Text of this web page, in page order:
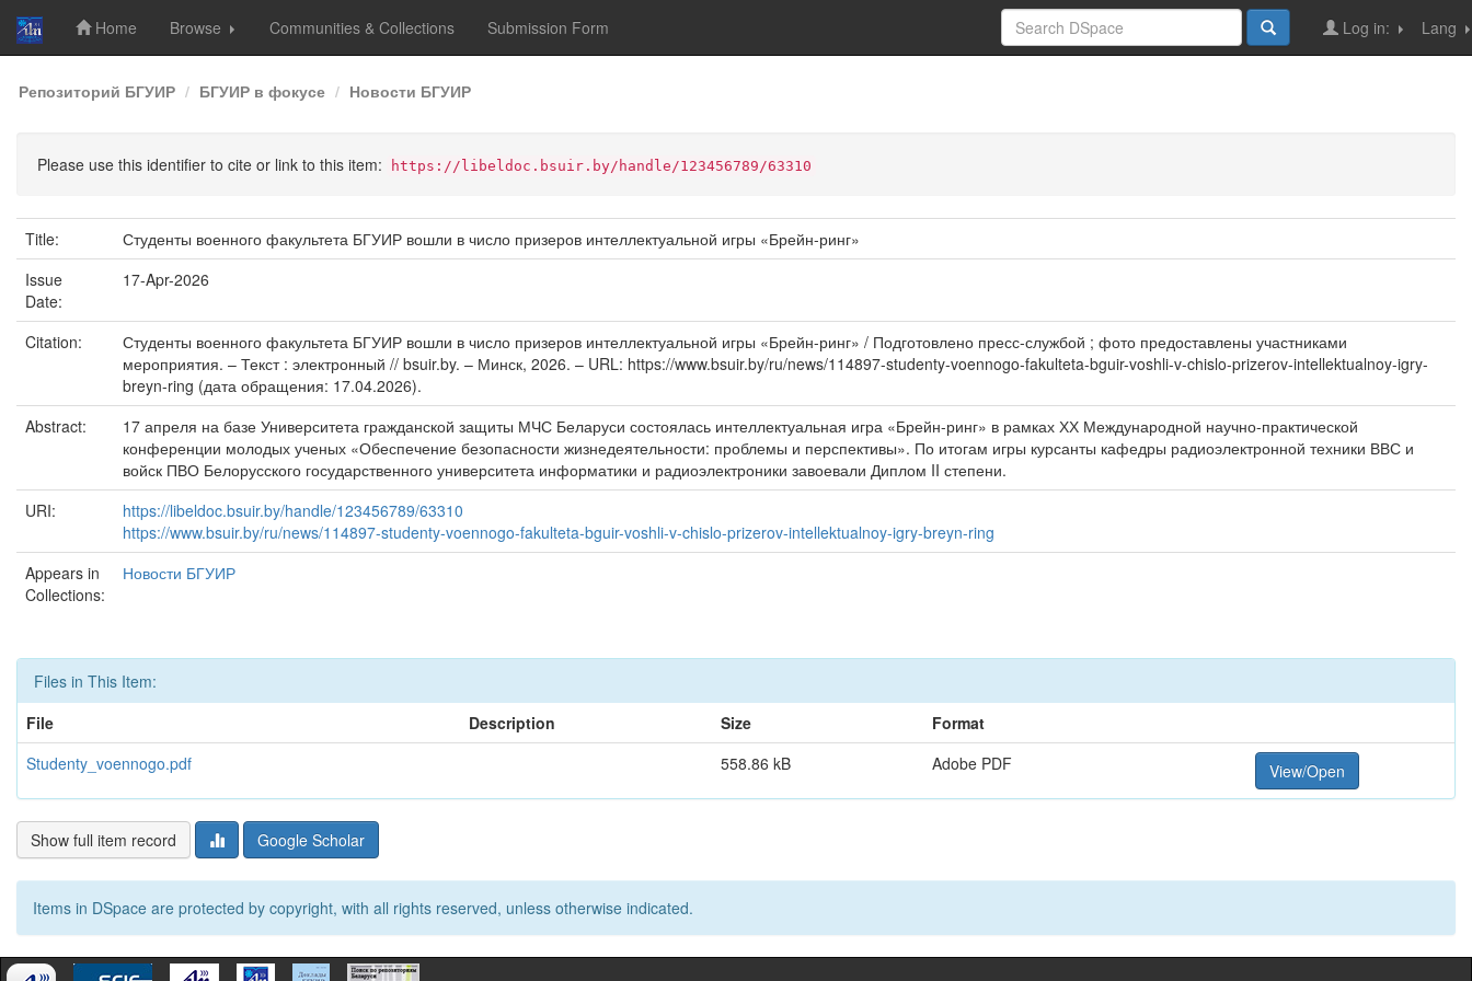
Skip
navigation
Home Browse Communities & Collections Submission Form Lang
Log in:
Репозиторий БГУИР БГУИР в фокусе Новости БГУИР
Please use this identifier to cite or link to this item: https://libeldoc.bsuir.by/handle/123456789/63310
Title:
Студенты военного факультета БГУИР вошли в число призеров интеллектуальной игры «Брейн-ринг»
Issue
Date:
17-Apr-2026
Citation:
Студенты военного факультета БГУИР вошли в число призеров интеллектуальной игры «Брейн-ринг» / Подготовлено пресс-службой ; фото предоставлены участниками
мероприятия. – Текст : электронный // bsuir.by. – Минск, 2026. – URL: https://www.bsuir.by/ru/news/114897-studenty-voennogo-fakulteta-bguir-voshli-v-chislo-prizerov-intellektualnoy-igry-
breyn-ring (дата обращения: 17.04.2026).
Abstract:
17 апреля на базе Университета гражданской защиты МЧС Беларуси состоялась интеллектуальная игра «Брейн-ринг» в рамках ХХ Международной научно-практической
конференции молодых ученых «Обеспечение безопасности жизнедеятельности: проблемы и перспективы». По итогам игры курсанты кафедры радиоэлектронной техники ВВС и
войск ПВО Белорусского государственного университета информатики и радиоэлектроники завоевали Диплом II степени.
URI:
https://libeldoc.bsuir.by/handle/123456789/63310
https://www.bsuir.by/ru/news/114897-studenty-voennogo-fakulteta-bguir-voshli-v-chislo-prizerov-intellektualnoy-igry-breyn-ring
Appears in
Collections:
Новости БГУИР
Files in This Item:
File
Description Size
Format
Studenty_voennogo.pdf
558.86 kB Adobe PDF View/Open
Show full item record Google Scholar
Items in DSpace are protected by copyright, with all rights reserved, unless otherwise indicated.